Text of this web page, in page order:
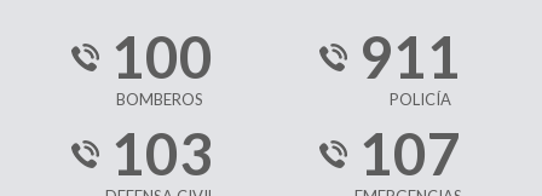
100
BOMBEROS
911
POLICÍA
103 107